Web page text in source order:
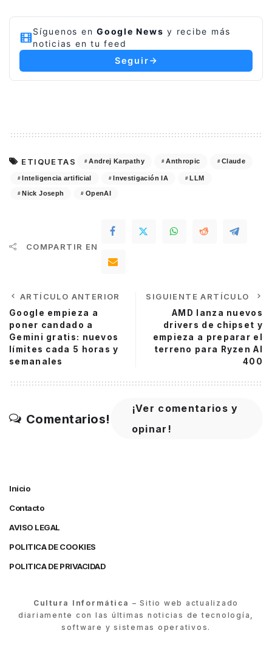
Síguenos en Google News y recibe más
noticias en tu feed
Seguir
ETIQUETAS Andrej Karpathy Anthropic Claude
Inteligencia artificial Investigación IA LLM
Nick Joseph OpenAI
COMPARTIR EN
ARTÍCULO ANTERIOR
Google empieza a
poner candado a
Gemini gratis: nuevos
límites cada 5 horas y
semanales
SIGUIENTE ARTÍCULO
AMD lanza nuevos
drivers de chipset y
empieza a preparar el
terreno para Ryzen AI
400
Comentarios!
¡Ver comentarios y
opinar!
Inicio
Contacto
AVISO LEGAL
POLITICA DE COOKIES
POLITICA DE PRIVACIDAD
Cultura Informática – Sitio web actualizado
diariamente con las últimas noticias de tecnología,
software y sistemas operativos.